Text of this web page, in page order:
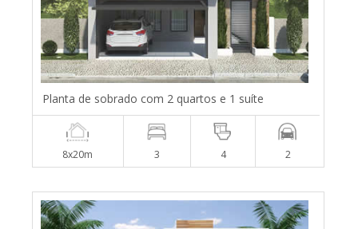
Planta de sobrado com 2 quartos e 1 suíte
8x20m 3 4 2